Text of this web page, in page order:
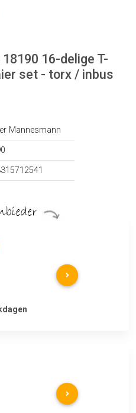
16-delige T-
set - torx / inbus
Mannesmann